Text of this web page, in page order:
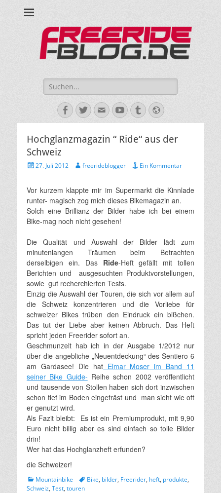
Suche
nach:
Facebook
Twitter
E-
Mail
YouTube
TumblrWebsite
Hochglanzmagazin “ Ride“ aus der
Schweiz
Veröffentlicht
27. Juli 2012 Autorfreerideblogger Ein Kommentar
Vor kurzem klappte mir im Supermarkt die Kinnlade
runter- magisch zog mich dieses Bikemagazin an.
Solch eine Brillianz der Bilder habe ich bei einem
Bike-mag noch nicht gesehen!
Die Qualität und Auswahl der Bilder lädt zum
minutenlangen Träumen beim Betrachten
derselbigen ein. Das Ride-Heft gefällt mit tollen
Berichten und ausgesuchten Produktvorstellungen,
sowie gut recherchierten Tests.
Einzig die Auswahl der Touren, die sich vor allem auf
die Schweiz konzentrieren und die Vorliebe für
schweizer Bikes trüben den Eindruck ein bißchen.
Das tut der Liebe aber keinen Abbruch. Das Heft
spricht jeden Freerider sofort an.
Geschmunzelt hab ich in der Ausgabe 1/2012 nur
über die angebliche „Neuentdeckung“ des Sentiero 6
am Gardasee! Die hatElmar Moser im Band 11
seiner Bike Guide- Reihe schon 2002 veröffentlicht
und tausende von Stollen haben sich dort inzwischen
schon tief im Boden eingefräst und man sieht wie oft
er genutzt wird.
Als Fazit bleibt: Es ist ein Premiumprodukt, mit 9,90
Euro nicht billig aber es sind einfach so tolle Bilder
drin!
Wer hat das Hochglanzheft erfunden?
die Schweizer!
Kategorien
Mountainbike Schlagworte
Bike, bilder, Freerider, heft, produkte,
Schweiz, Test, touren